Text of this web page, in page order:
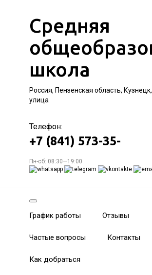
Средняя
школа
Россия, Пензенская область,
улица
Телефон:
+7 (841) 573-35-
Пн-сб: 08:30—19:00
График работы Отзывы
Частые вопросы Контакты
Как добраться